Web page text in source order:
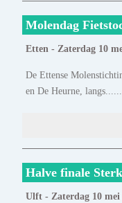
Molendag
Etten - Zaterdag 10
De Ettense
en De Heurne, langs......
Halve finale
Ulft - Zaterdag 10 mei